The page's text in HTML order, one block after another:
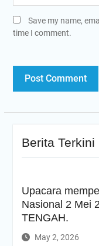
Save my name,
time I comment.
Berita Terkini
Upacara
Nasional 2 Mei
TENGAH.
May 2, 2026